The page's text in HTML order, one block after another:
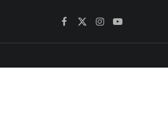
Facebook
X
Instagram
YouTube